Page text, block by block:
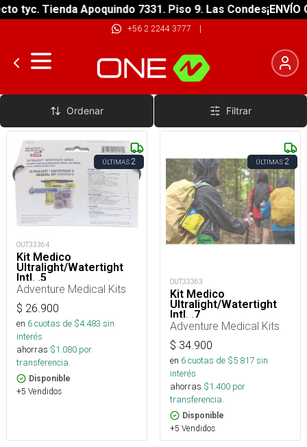
tyc. Tienda Apoquindo 7331. Piso 9. Las Condes¡ENVÍO
+56 2 2244 3777 |
Kit Supervivencia
Ordenar Filtrar
ÚLTIMAS2
OUT33364
Kit Medico
Ultralight/Watertight
Intl. .5
Adventure Medical Kits
$ 26.900
en 6cuotas de $4.483 sin
interés
ahorras $1.080 por
transferencia.
Disponible
+5 Vendidos
ÚLTIMAS2
OUT33363
Kit Medico
Ultralight/Watertight
Intl. .7
Adventure Medical Kits
$ 34.900
en 6cuotas de $5.817sin
interés
ahorras $1.400 por
transferencia.
Disponible
+5 Vendidos